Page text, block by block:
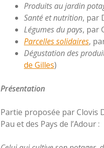
Produits au jardin
Santé et nutrition, par
Légumes du pays, par
Parcelles solidaires,
Dégustation des
de Gilles)
Présentation
Partie proposée par Clovis
Pau et des Pays de l’Adour :